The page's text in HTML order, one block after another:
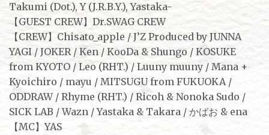
Takumi (Dot.), Y (J.R.B.Y.), Yastaka-
【GUEST CREW】Dr.SWAG CREW
【CREW】Chisato_apple / J’Z Produced by JUNNA
YAGI / JOKER / Ken / KooDa & Shungo / KOSUKE
from KYOTO / Leo (RHT.) / Luuny muuny / Mana +
Kyoichiro / mayu / MITSUGU from FUKUOKA /
ODDRAW / Rhyme (RHT.) / Ricoh & Nonoka Sudo /
SICK LAB / Wazn / Yastaka & Takara / かばお & ena
【MC】YAS